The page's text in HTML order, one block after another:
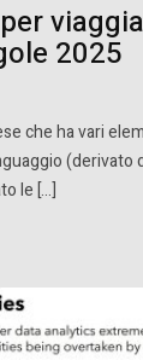
2025
che ha vari
(derivato
le […]